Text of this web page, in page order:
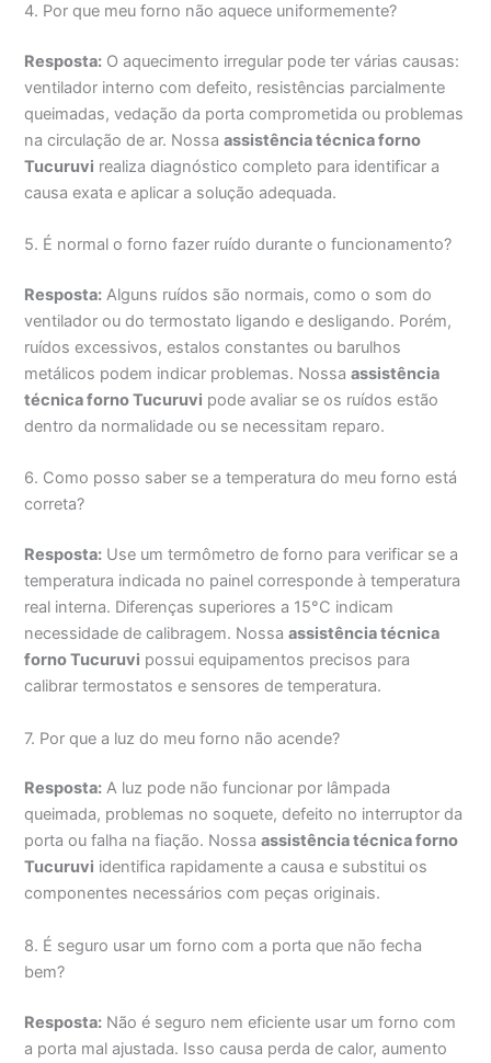
4. Por que meu forno não aquece uniformemente?
Resposta: O aquecimento irregular pode ter várias causas:
ventilador interno com defeito, resistências parcialmente
queimadas, vedação da porta comprometida ou problemas
na circulação de ar. Nossaassistência técnica forno
Tucuruvi realiza diagnóstico completo para identificar a
causa exata e aplicar a solução adequada.
5. É normal o forno fazer ruído durante o funcionamento?
Resposta: Alguns ruídos são normais, como o som do
ventilador ou do termostato ligando e desligando. Porém,
ruídos excessivos, estalos constantes ou barulhos
metálicos podem indicar problemas. Nossaassistência
técnica forno Tucuruvi pode avaliar se os ruídos estão
dentro da normalidade ou se necessitam reparo.
6. Como posso saber se a temperatura do meu forno está
correta?
Resposta: Use um termômetro de forno para verificar se a
temperatura indicada no painel corresponde à temperatura
real interna. Diferenças superiores a 15°C indicam
necessidade de calibragem. Nossaassistência técnica
forno Tucuruvi possui equipamentos precisos para
calibrar termostatos e sensores de temperatura.
7. Por que a luz do meu forno não acende?
Resposta: A luz pode não funcionar por lâmpada
queimada, problemas no soquete, defeito no interruptor da
porta ou falha na fiação. Nossaassistência técnica forno
Tucuruvi identifica rapidamente a causa e substitui os
componentes necessários com peças originais.
8. É seguro usar um forno com a porta que não fecha
bem?
Resposta: Não é seguro nem eficiente usar um forno com
a porta mal ajustada. Isso causa perda de calor, aumento